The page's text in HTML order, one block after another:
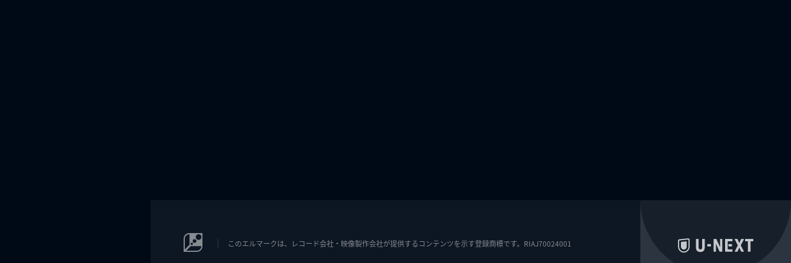
このエルマークは、レコード会社・映像製作会社が提供するコンテンツを示す登録商標です。RIAJ70024001